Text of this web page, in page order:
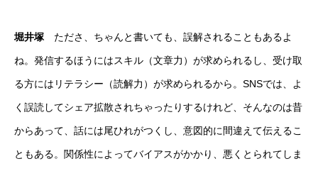
堀井塚 たださ、ちゃんと書いても、誤解されることもあるよ
ね。発信するほうにはスキル（文章力）が求められるし、受け取
る方にはリテラシー（読解力）が求められるから。SNSでは、よ
く誤読してシェア拡散されちゃったりするけれど、そんなのは昔
からあって、話には尾ひれがつくし、意図的に間違えて伝えるこ
ともある。関係性によってバイアスがかかり、悪くとられてしま